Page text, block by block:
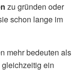
zu gründen oder
schon lange im
mehr bedeuten als
ein